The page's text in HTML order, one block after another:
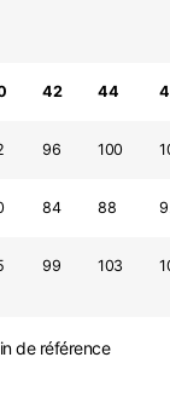
42 44
96 100
84 88
99 103
de référence